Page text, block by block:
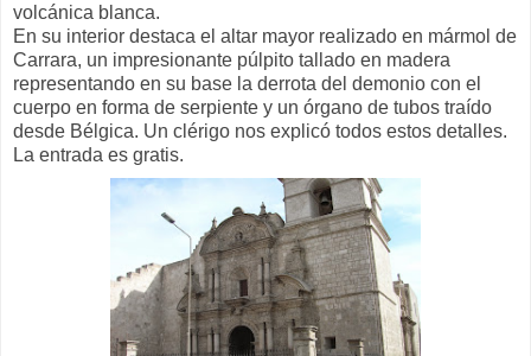
volcánica blanca.
En su interior destaca el altar mayor realizado en mármol de
Carrara, un impresionante púlpito tallado en madera
representando en su base la derrota del demonio con el
cuerpo en forma de serpiente y un órgano de tubos traído
desde Bélgica. Un clérigo nos explicó todos estos detalles.
La entrada es gratis.